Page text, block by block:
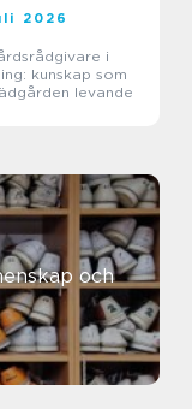
2026
i
kunskap som
levande
och